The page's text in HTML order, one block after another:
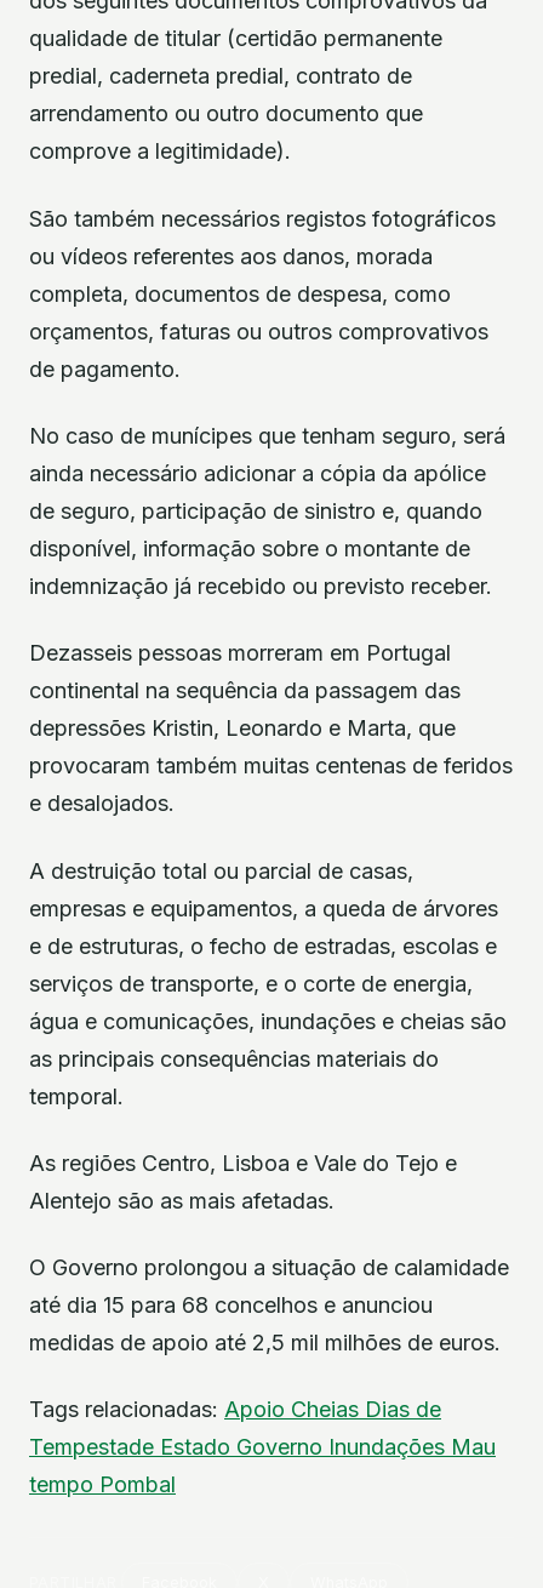
qualidade de titular (certidão permanente
predial, caderneta predial, contrato de
arrendamento ou outro documento que
comprove a legitimidade).
São também necessários registos fotográficos
ou vídeos referentes aos danos, morada
completa, documentos de despesa, como
orçamentos, faturas ou outros comprovativos
de pagamento.
No caso de munícipes que tenham seguro, será
ainda necessário adicionar a cópia da apólice
de seguro, participação de sinistro e, quando
disponível, informação sobre o montante de
indemnização já recebido ou previsto receber.
Dezasseis pessoas morreram em Portugal
continental na sequência da passagem das
depressões Kristin, Leonardo e Marta, que
provocaram também muitas centenas de feridos
e desalojados.
A destruição total ou parcial de casas,
empresas e equipamentos, a queda de árvores
e de estruturas, o fecho de estradas, escolas e
serviços de transporte, e o corte de energia,
água e comunicações, inundações e cheias são
as principais consequências materiais do
temporal.
As regiões Centro, Lisboa e Vale do Tejo e
Alentejo são as mais afetadas.
O Governo prolongou a situação de calamidade
até dia 15 para 68 concelhos e anunciou
medidas de apoio até 2,5 mil milhões de euros.
Tags relacionadas: Apoio Cheias Dias de
Tempestade Estado Governo Inundações Mau
tempo Pombal